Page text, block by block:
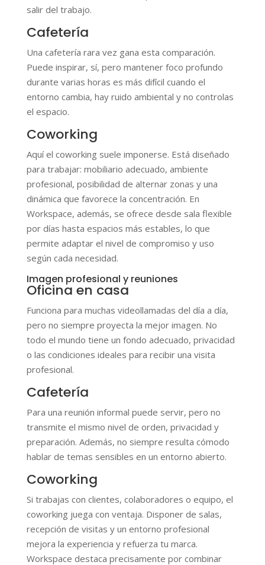
salir del trabajo.
Cafetería
Una cafetería rara vez gana esta comparación.
Puede inspirar, sí, pero mantener foco profundo
durante varias horas es más difícil cuando el
entorno cambia, hay ruido ambiental y no controlas
el espacio.
Coworking
Aquí el coworking suele imponerse. Está diseñado
para trabajar: mobiliario adecuado, ambiente
profesional, posibilidad de alternar zonas y una
dinámica que favorece la concentración. En
Workspace, además, se ofrece desde sala flexible
por días hasta espacios más estables, lo que
permite adaptar el nivel de compromiso y uso
según cada necesidad.
Imagen profesional y reuniones
Oficina en casa
Funciona para muchas videollamadas del día a día,
pero no siempre proyecta la mejor imagen. No
todo el mundo tiene un fondo adecuado, privacidad
o las condiciones ideales para recibir una visita
profesional.
Cafetería
Para una reunión informal puede servir, pero no
transmite el mismo nivel de orden, privacidad y
preparación. Además, no siempre resulta cómodo
hablar de temas sensibles en un entorno abierto.
Coworking
Si trabajas con clientes, colaboradores o equipo, el
coworking juega con ventaja. Disponer de salas,
recepción de visitas y un entorno profesional
mejora la experiencia y refuerza tu marca.
Workspace destaca precisamente por combinar